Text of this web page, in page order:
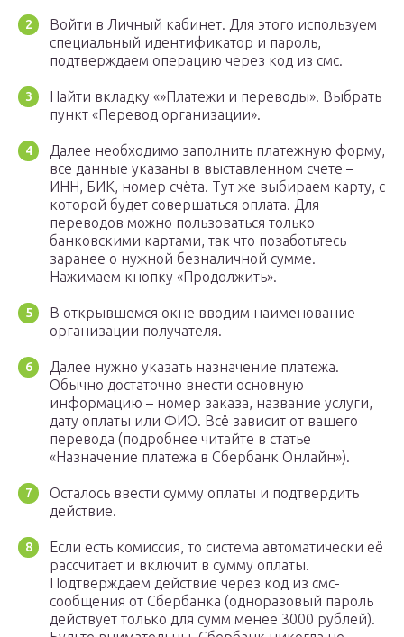
Войти в Личный кабинет. Для этого используем
специальный идентификатор и пароль,
подтверждаем операцию через код из смс.
Найти вкладку «»Платежи и переводы». Выбрать
пункт «Перевод организации».
Далее необходимо заполнить платежную форму,
все данные указаны в выставленном счете –
ИНН, БИК, номер счёта. Тут же выбираем карту, с
которой будет совершаться оплата. Для
переводов можно пользоваться только
банковскими картами, так что позаботьтесь
заранее о нужной безналичной сумме.
Нажимаем кнопку «Продолжить».
В открывшемся окне вводим наименование
организации получателя.
Далее нужно указать назначение платежа.
Обычно достаточно внести основную
информацию – номер заказа, название услуги,
дату оплаты или ФИО. Всё зависит от вашего
перевода (подробнее читайте в статье
«Назначение платежа в Сбербанк Онлайн»).
Осталось ввести сумму оплаты и подтвердить
действие.
Если есть комиссия, то система автоматически её
рассчитает и включит в сумму оплаты.
Подтверждаем действие через код из смс-
сообщения от Сбербанка (одноразовый пароль
действует только для сумм менее 3000 рублей).